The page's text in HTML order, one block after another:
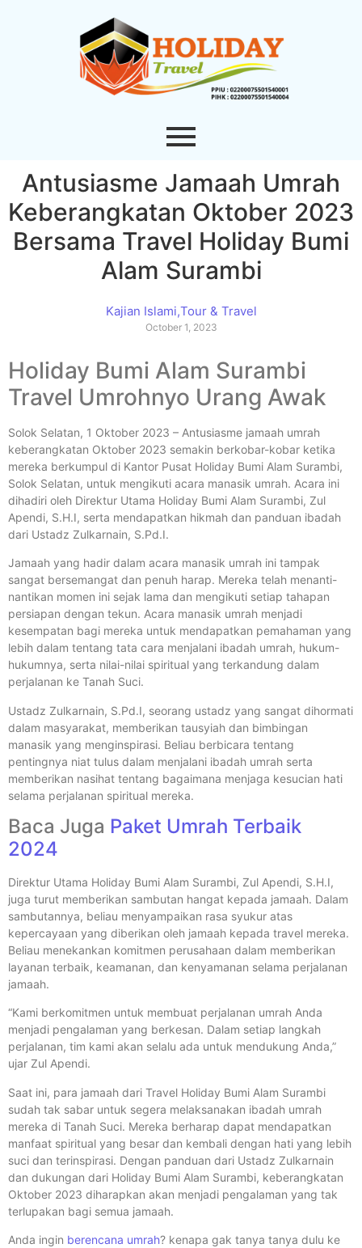
Antusiasme Jamaah Umrah
Keberangkatan Oktober 2023
Bersama Travel Holiday Bumi
Alam Surambi
Kajian Islami,Tour & Travel
October 1, 2023
Holiday Bumi Alam Surambi
Travel Umrohnyo Urang Awak
Solok Selatan, 1 Oktober 2023 – Antusiasme jamaah umrah
keberangkatan Oktober 2023 semakin berkobar-kobar ketika
mereka berkumpul di Kantor Pusat Holiday Bumi Alam Surambi,
Solok Selatan, untuk mengikuti acara manasik umrah. Acara ini
dihadiri oleh Direktur Utama Holiday Bumi Alam Surambi, Zul
Apendi, S.H.I, serta mendapatkan hikmah dan panduan ibadah
dari Ustadz Zulkarnain, S.Pd.I.
Jamaah yang hadir dalam acara manasik umrah ini tampak
sangat bersemangat dan penuh harap. Mereka telah menanti-
nantikan momen ini sejak lama dan mengikuti setiap tahapan
persiapan dengan tekun. Acara manasik umrah menjadi
kesempatan bagi mereka untuk mendapatkan pemahaman yang
lebih dalam tentang tata cara menjalani ibadah umrah, hukum-
hukumnya, serta nilai-nilai spiritual yang terkandung dalam
perjalanan ke Tanah Suci.
Ustadz Zulkarnain, S.Pd.I, seorang ustadz yang sangat dihormati
dalam masyarakat, memberikan tausyiah dan bimbingan
manasik yang menginspirasi. Beliau berbicara tentang
pentingnya niat tulus dalam menjalani ibadah umrah serta
memberikan nasihat tentang bagaimana menjaga kesucian hati
selama perjalanan spiritual mereka.
Baca Juga Paket Umrah Terbaik
2024
Direktur Utama Holiday Bumi Alam Surambi, Zul Apendi, S.H.I,
juga turut memberikan sambutan hangat kepada jamaah. Dalam
sambutannya, beliau menyampaikan rasa syukur atas
kepercayaan yang diberikan oleh jamaah kepada travel mereka.
Beliau menekankan komitmen perusahaan dalam memberikan
layanan terbaik, keamanan, dan kenyamanan selama perjalanan
jamaah.
“Kami berkomitmen untuk membuat perjalanan umrah Anda
menjadi pengalaman yang berkesan. Dalam setiap langkah
perjalanan, tim kami akan selalu ada untuk mendukung Anda,”
ujar Zul Apendi.
Saat ini, para jamaah dari Travel Holiday Bumi Alam Surambi
sudah tak sabar untuk segera melaksanakan ibadah umrah
mereka di Tanah Suci. Mereka berharap dapat mendapatkan
manfaat spiritual yang besar dan kembali dengan hati yang lebih
suci dan terinspirasi. Dengan panduan dari Ustadz Zulkarnain
dan dukungan dari Holiday Bumi Alam Surambi, keberangkatan
Oktober 2023 diharapkan akan menjadi pengalaman yang tak
terlupakan bagi semua jamaah.
Anda ingin berencana umrah? kenapa gak tanya tanya dulu ke